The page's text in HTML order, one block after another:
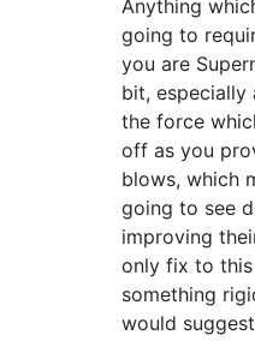
Anything
going to
you are
bit, especially
the force
off as you
blows, which
going to see
improving
only fix to
something
would